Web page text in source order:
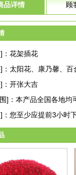
品详情 顾
花架插花
太阳花、康乃馨、百
开张大吉
]：本产品全国各地均
您至少应提前3小时下